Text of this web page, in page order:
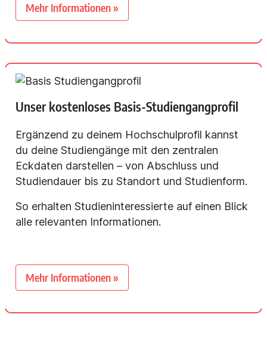
Mehr Informationen »
Unser kostenloses Basis-Studiengangprofil
Ergänzend zu deinem Hochschulprofil kannst
du deine Studiengänge mit den zentralen
Eckdaten darstellen – von Abschluss und
Studiendauer bis zu Standort und Studienform.
So erhalten Studieninteressierte auf einen Blick
alle relevanten Informationen.
Mehr Informationen »